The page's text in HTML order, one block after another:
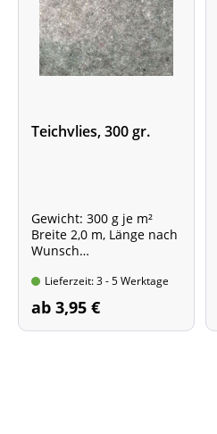
Teichvlies, 300 gr.
Gewicht: 300 g je m²
Breite 2,0 m, Länge nach
Wunsch
1,0m = 2 qm
Lieferzeit: 3 - 5 Werktage
ab 3,95 €